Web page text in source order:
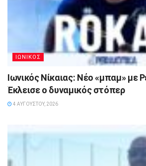
ΙΩΝΙΚΟΣ
Ιωνικός Νίκαιας: Νέο «μπαμ» με
Έκλεισε ο δυναμικός στόπερ
4 ΑΥΓΟΎΣΤΟΥ, 2026